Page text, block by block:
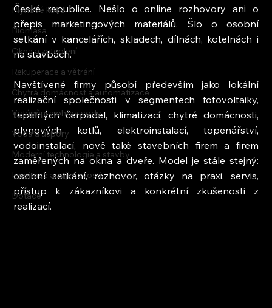
Plynové kotle
Biomasa
Okna a zateplení
Rekuperace a větrání
Chytrá domácnost a automatizace
Vytápění a ohřev vody
Voda a úspory
Moderní technologie a stavby
Inspirace a zajímavosti
Dotace
České republice. Nešlo o online rozhovory ani o
přepis marketingových materiálů. Šlo o osobní
setkání v kancelářích, skladech, dílnách, kotelnách i
na stavbách.
Navštívené firmy působí především jako lokální
realizační společnosti v segmentech fotovoltaiky,
tepelných čerpadel, klimatizací, chytré domácnosti,
plynových kotlů, elektroinstalací, topenářství,
vodoinstalací, nově také stavebních firem a firem
zaměřených na okna a dveře. Model je stále stejný:
osobní setkání, rozhovor, otázky na praxi, servis,
přístup k zákazníkovi a konkrétní zkušenosti z
realizací.